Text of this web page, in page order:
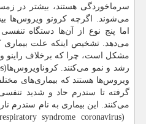
سرماخوردگی هستند، بیشتر در
می‌شوند. اگرچه کرونو ویروس‌ها
اما پنج نوع از آن‌ها دستگاه
می‌دهد. تشخیص اینکه علت بیماری
مشکل است، چرا که برخلاف راینو
رشد و نمو می‌کنند. کروناویروس‌ها
ویروس‌ها هستند که بیماری‌های
گرفته تا سندرم حاد و شدید
می‌کنند. این بیماری به نام سندرم
syndrome coronavirus)